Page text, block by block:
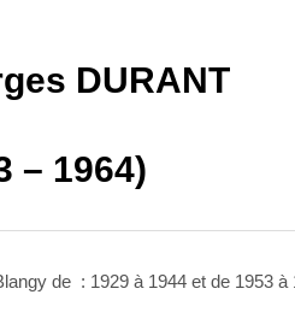
DURANT
– 1964)
de : 1929 à 1944 et de 1953 à